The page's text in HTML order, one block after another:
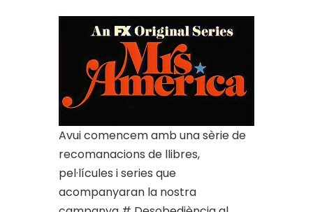
Avui comencem amb una sèrie de
recomanacions de llibres,
pel·lícules i series que
acompanyaran la nostra